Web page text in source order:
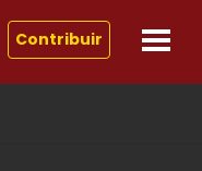
Contribuir